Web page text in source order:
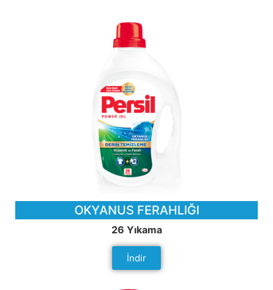
OKYANUS FERAHLIĞI
26 Yıkama
İndir